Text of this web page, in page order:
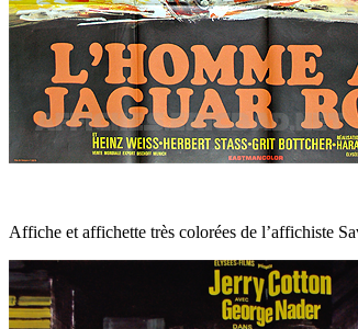
Affiche et affichette très colorées de l’affichiste